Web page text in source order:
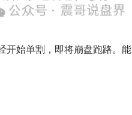
开始单割，即将崩盘跑路。能